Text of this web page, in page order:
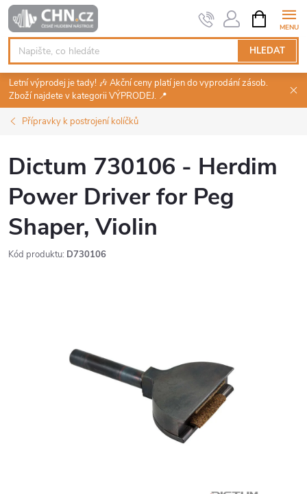
Přejít
na
obsah
HLEDAT
NÁKUPNÍ
KOŠÍK
Letní výprodej je tady! 🎶 Akční ceny platí jen do vyprodání zásob.
Zboží najdete v kategorii VÝPRODEJ. 📍
Přípravky k postrojení kolíčků
Dictum 730106 - Herdim
Power Driver for Peg
Shaper, Violin
Kód produktu: D730106